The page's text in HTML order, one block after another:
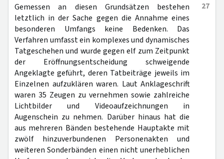
27
Gemessen an diesen Grundsätzen bestehen
letztlich in der Sache gegen die Annahme eines
besonderen Umfangs keine Bedenken. Das
Verfahren umfasst ein komplexes und dynamisches
Tatgeschehen und wurde gegen elf zum Zeitpunkt
der Eröffnungsentscheidung schweigende
Angeklagte geführt, deren Tatbeiträge jeweils im
Einzelnen aufzuklären waren. Laut Anklageschrift
waren 35 Zeugen zu vernehmen sowie zahlreiche
Lichtbilder und Videoaufzeichnungen in
Augenschein zu nehmen. Darüber hinaus hat die
aus mehreren Bänden bestehende Hauptakte mit
zwölf hinzuverbundenen Personenakten und
weiteren Sonderbänden einen nicht unerheblichen